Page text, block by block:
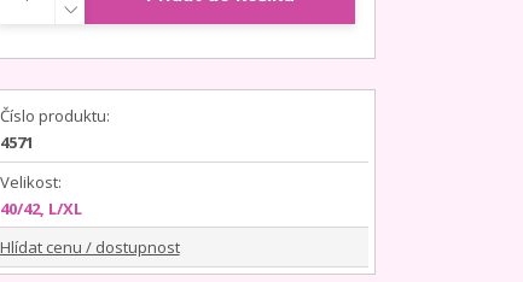
Číslo produktu:
4571
Velikost:
40/42, L/XL
Hlídat cenu / dostupnost